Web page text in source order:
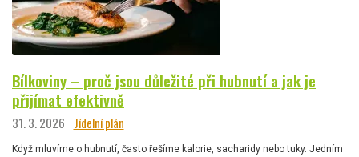
Bílkoviny – proč jsou důležité při hubnutí a jak je
přijímat efektivně
31. 3. 2026 Jídelní plán
Když mluvíme o hubnutí, často řešíme kalorie, sacharidy nebo tuky. Jedním